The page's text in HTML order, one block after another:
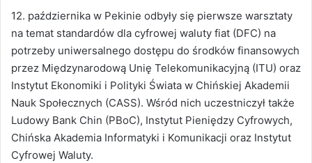
12. października w Pekinie odbyły się pierwsze warsztaty
na temat standardów dla cyfrowej waluty fiat (DFC) na
potrzeby uniwersalnego dostępu do środków finansowych
przez Międzynarodową Unię Telekomunikacyjną (ITU) oraz
Instytut Ekonomiki i Polityki Świata w Chińskiej Akademii
Nauk Społecznych (CASS). Wśród nich uczestniczył także
Ludowy Bank Chin (PBoC), Instytut Pieniędzy Cyfrowych,
Chińska Akademia Informatyki i Komunikacji oraz Instytut
Cyfrowej Waluty.